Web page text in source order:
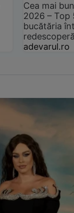
Cea mai
2026 –
bucătăria
adevarul.ro